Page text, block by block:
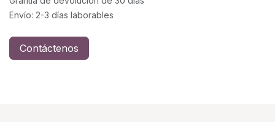
Envío: 2-3 días laborables
Contáctenos